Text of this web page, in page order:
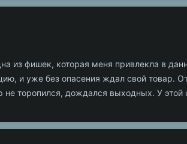
из фишек, которая меня привлекла в
и уже без опасения ждал свой товар.
не торопился, дождался выходных. У